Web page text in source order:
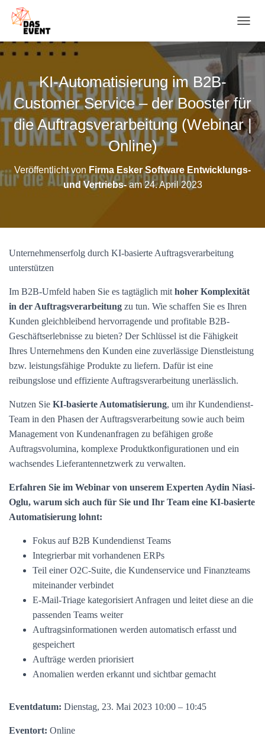
A
V
T
I
O
N
U
M
KI-Automatisierung im B2B-
Customer Service – der Booster für
die Auftragsverarbeitung (Webinar |
Online)
Veröffentlicht von Firma Esker Software Entwicklungs-
und Vertriebs-am24. April 2023
Unternehmenserfolg durch KI-basierte Auftragsverarbeitung
unterstützen
Im B2B-Umfeld haben Sie es tagtäglich mit hoher Komplexität
in der Auftragsverarbeitung zu tun. Wie schaffen Sie es Ihren
Kunden gleichbleibend hervorragende und profitable B2B-
Geschäftserlebnisse zu bieten? Der Schlüssel ist die Fähigkeit
Ihres Unternehmens den Kunden eine zuverlässige Dienstleistung
bzw. leistungsfähige Produkte zu liefern. Dafür ist eine
reibungslose und effiziente Auftragsverarbeitung unerlässlich.
Nutzen Sie KI-basierte Automatisierung, um ihr Kundendienst-
Team in den Phasen der Auftragsverarbeitung sowie auch beim
Management von Kundenanfragen zu befähigen große
Auftragsvolumina, komplexe Produktkonfigurationen und ein
wachsendes Lieferantennetzwerk zu verwalten.
Erfahren Sie im Webinar von unserem Experten Aydin Niasi-
Oglu, warum sich auch für Sie und Ihr Team eine KI-basierte
Automatisierung lohnt:
Fokus auf B2B Kundendienst Teams
Integrierbar mit vorhandenen ERPs
Teil einer O2C-Suite, die Kundenservice und Finanzteams
miteinander verbindet
E-Mail-Triage kategorisiert Anfragen und leitet diese an die
passenden Teams weiter
Auftragsinformationen werden automatisch erfasst und
gespeichert
Aufträge werden priorisiert
Anomalien werden erkannt und sichtbar gemacht
Eventdatum: Dienstag, 23. Mai 2023 10:00 – 10:45
Eventort: Online